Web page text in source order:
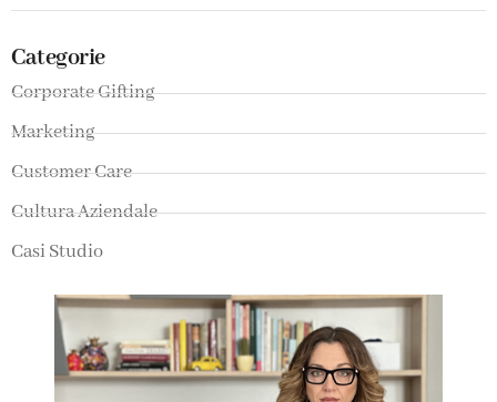
Categorie
Corporate Gifting
Marketing
Customer Care
Cultura Aziendale
Casi Studio